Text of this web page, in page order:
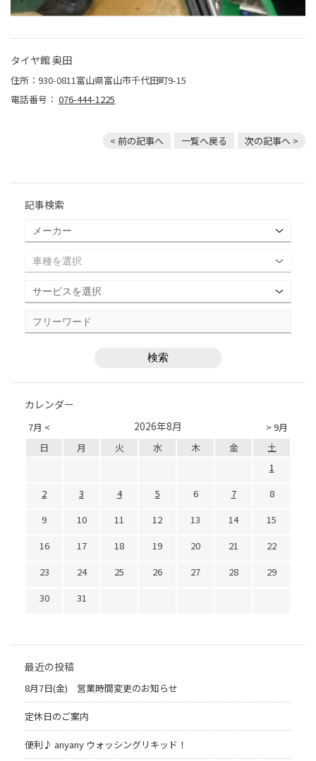
タイヤ館 奥田
住所：930-0811富山県富山市千代田町9-15
電話番号： 076-444-1225
< 前の記事へ 一覧へ戻る 次の記事へ >
記事検索
カレンダー
7月 < > 9月
2026年8月
日 月 火 水 木 金
土
1
2
3 4 5 6 7
8
9
10 11 12 13 14
15
16
17 18 19 20 21
22
23
24 25 26 27 28
29
30
31
最近の投稿
8月7日(金) 営業時間変更のお知らせ
定休日のご案内
便利♪ anyany ウォッシングリキッド！